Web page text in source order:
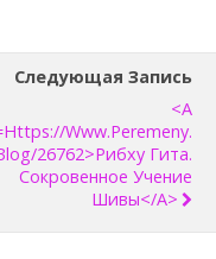
Следующая Запись
<a
www.peremeny.
26762>Рибху Гита.
Сокровенное Учение
Шивы</a>